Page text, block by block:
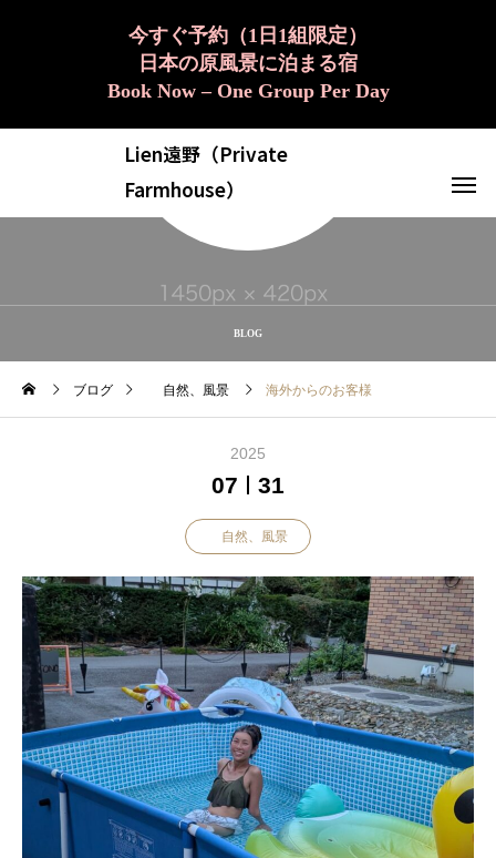
今すぐ予約（1日1組限定）
日本の原風景に泊まる宿
Book Now – One Group Per Day
Lien遠野（Private
Farmhouse）
BLOG
ブログ 自然、風景 海外からのお客様
2025
07 31
自然、風景